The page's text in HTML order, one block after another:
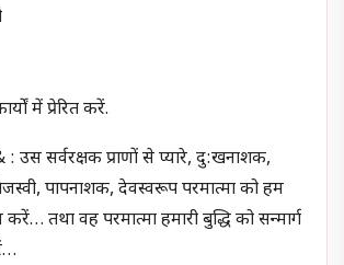
में प्रेरित करें.
: उस सर्वरक्षक प्राणों से प्यारे, दु:खनाशक,
पापनाशक, देवस्वरूप परमात्मा को हम
तथा वह परमात्मा हमारी बुद्धि को सन्मार्ग